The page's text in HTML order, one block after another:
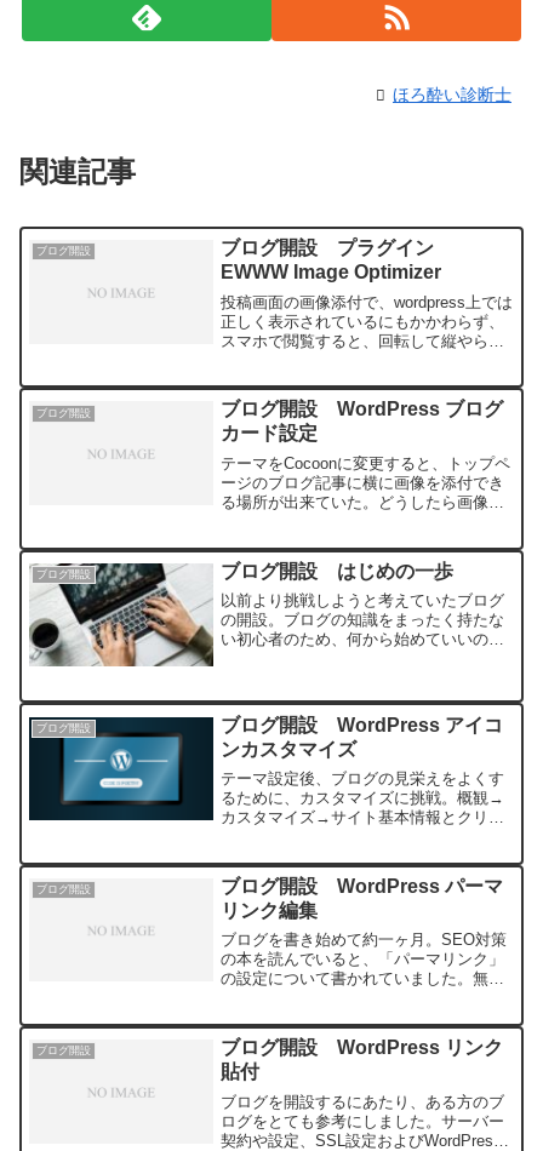
ほろ酔い診断士
関連記事
ブログ開設
ブログ開設 プラグイン
EWWW Image Optimizer
投稿画面の画像添付で、wordpress上では
正しく表示されているにもかかわらず、
スマホで閲覧すると、回転して縦やら横
を設けなかったことが原因のようです
が･･･。この症
ブログ開設
ブログ開設 WordPress ブログ
カード設定
テーマをCocoonに変更すると、トップペ
ージのブログ記事に横に画像を添付でき
る場所が出来ていた。どうしたら画像が
ヒットしない。検索ワードが間違ってる
のか...
ブログ開設 ブログ開設 はじめの一歩
以前より挑戦しようと考えていたブログ
の開設。ブログの知識をまったく持たな
い初心者のため、何から始めていいのか
読み、ネットで様々な情報を必死に収
集！初心者には無料で簡単に始められる
ブログ開設
ブログ開設 WordPress アイコ
ンカスタマイズ
テーマ設定後、ブログの見栄えをよくす
るために、カスタマイズに挑戦。概観→
カスタマイズ→サイト基本情報とクリッ
定すると･･･。タブの表示がわずかな変
化ですが、少しブログら...
ブログ開設
ブログ開設 WordPress パーマ
リンク編集
ブログを書き始めて約一ヶ月。SEO対策
の本を読んでいると、「パーマリンク」
の設定について書かれていました。無
ん。読み進めてみるとURLの表記を変更
するものであることがわか...
ブログ開設
ブログ開設 WordPress リンク
貼付
ブログを開設するにあたり、ある方のブ
ログをとても参考にしました。サーバー
契約や設定、SSL設定およびWordPress